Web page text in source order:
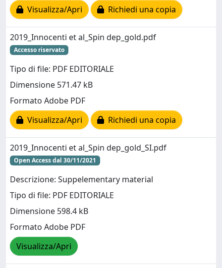
Visualizza/Apri
Richiedi una copia
2019_Innocenti et al_Spin dep_gold.pdf
Accesso riservato
Tipo di file: PDF EDITORIALE
Dimensione 571.47 kB
Formato Adobe PDF
Visualizza/Apri
Richiedi una copia
2019_Innocenti et al_Spin dep_gold_SI.pdf
Open Access dal 30/11/2021
Descrizione: Suppelementary material
Tipo di file: PDF EDITORIALE
Dimensione 598.4 kB
Formato Adobe PDF
Visualizza/Apri